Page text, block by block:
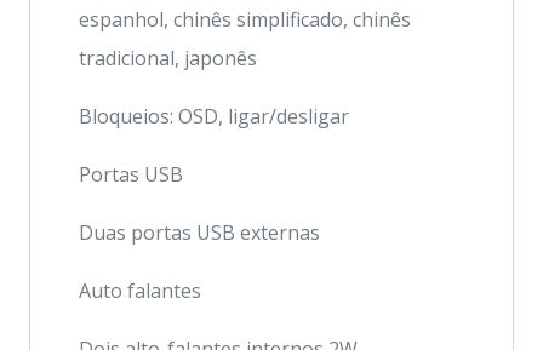
espanhol, chinês simplificado, chinês
tradicional, japonês
Bloqueios: OSD, ligar/desligar
Portas USB
Duas portas USB externas
Auto falantes